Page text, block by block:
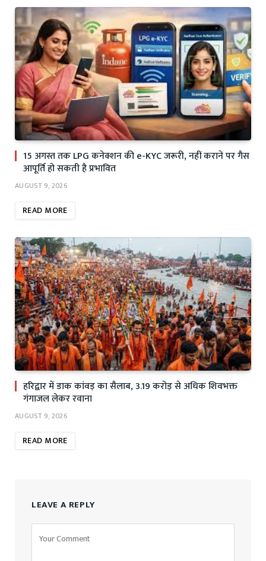
15 अगस्त तक LPG कनेक्शन की e-KYC जरूरी, नहीं कराने पर गैस
आपूर्ति हो सकती है प्रभावित
AUGUST 9, 2026
READ MORE
हरिद्वार में डाक कांवड़ का सैलाब, 3.19 करोड़ से अधिक शिवभक्त
गंगाजल लेकर रवाना
AUGUST 9, 2026
READ MORE
LEAVE A REPLY